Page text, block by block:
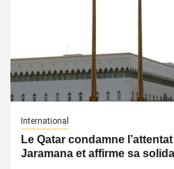
International
Le Qatar condamne
Jaramana et affirme sa